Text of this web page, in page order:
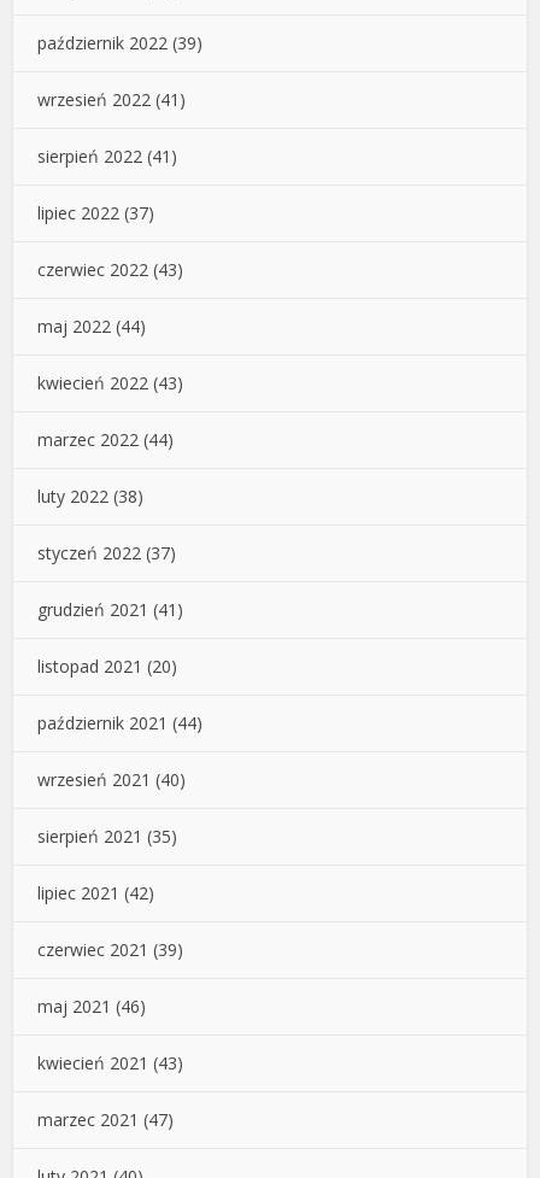
październik 2022 (39)
wrzesień 2022 (41)
sierpień 2022 (41)
lipiec 2022 (37)
czerwiec 2022 (43)
maj 2022 (44)
kwiecień 2022 (43)
marzec 2022 (44)
luty 2022 (38)
styczeń 2022 (37)
grudzień 2021 (41)
listopad 2021 (20)
październik 2021 (44)
wrzesień 2021 (40)
sierpień 2021 (35)
lipiec 2021 (42)
czerwiec 2021 (39)
maj 2021 (46)
kwiecień 2021 (43)
marzec 2021 (47)